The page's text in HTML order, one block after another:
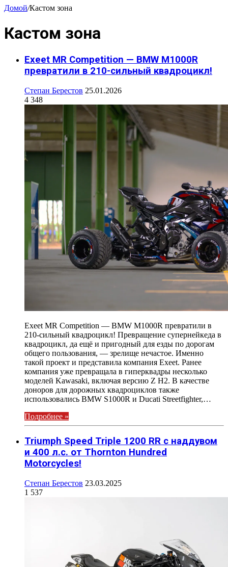
Домой/Кастом зона
Кастом зона
Exeet MR Competition — BMW M1000R
превратили в 210-сильный квадроцикл!
Степан Берестов 25.01.2026
4 348
Exeet MR Competition — BMW M1000R превратили в
210-сильный квадроцикл! Превращение супернейкеда в
квадроцикл, да ещё и пригодный для езды по дорогам
общего пользования, — зрелище нечастое. Именно
такой проект и представила компания Exeet. Ранее
компания уже превращала в гиперквадры несколько
моделей Kawasaki, включая версию Z H2. В качестве
доноров для дорожных квадроциклов также
использовались BMW S1000R и Ducati Streetfighter,…
Подробнее »
Triumph Speed Triple 1200 RR с наддувом
и 400 л.с. от Thornton Hundred
Motorcycles!
Степан Берестов 23.03.2025
1 537